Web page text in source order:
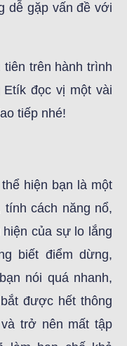
dễ gặp vấn đề với
tiên trên hành trình
Etík đọc vị một vài
tiếp nhé!
hiện bạn là một
cách năng nổ,
của sự lo lắng
biết điểm dừng,
nói quá nhanh,
được hết thông
trở nên mất tập